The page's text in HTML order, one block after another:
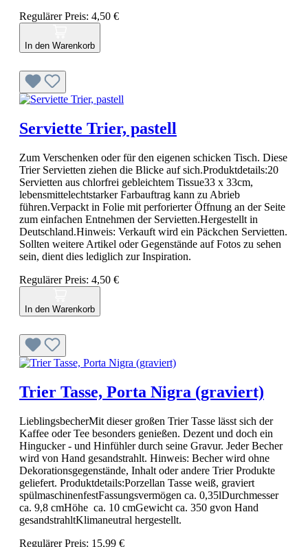
Regulärer Preis: 4,50 €
In den Warenkorb
Serviette Trier, pastell
Zum Verschenken oder für den eigenen schicken Tisch. Diese
Trier Servietten ziehen die Blicke auf sich.Produktdetails:20
Servietten aus chlorfrei gebleichtem Tissue33 x 33cm,
lebensmittelechtstarker Farbauftrag kann zu Abrieb
führen.Verpackt in Folie mit perforierter Öffnung an der Seite
zum einfachen Entnehmen der Servietten.Hergestellt in
Deutschland.Hinweis: Verkauft wird ein Päckchen Servietten.
Sollten weitere Artikel oder Gegenstände auf Fotos zu sehen
sein, dient dies lediglich zur Inspiration.
Regulärer Preis: 4,50 €
In den Warenkorb
Trier Tasse, Porta Nigra (graviert)
LieblingsbecherMit dieser großen Trier Tasse lässt sich der
Kaffee oder Tee besonders genießen. Dezent und doch ein
Hingucker - und Hinfühler durch seine Gravur. Jeder Becher
wird von Hand gesandstrahlt. Hinweis: Becher wird ohne
Dekorationsgegenstände, Inhalt oder andere Trier Produkte
geliefert. Produktdetails:Porzellan Tasse weiß, graviert
spülmaschinenfestFassungsvermögen ca. 0,35lDurchmesser
ca. 9,8 cmHöhe ca. 10 cmGewicht ca. 350 gvon Hand
gesandstrahltKlimaneutral hergestellt.
Regulärer Preis: 15,99 €